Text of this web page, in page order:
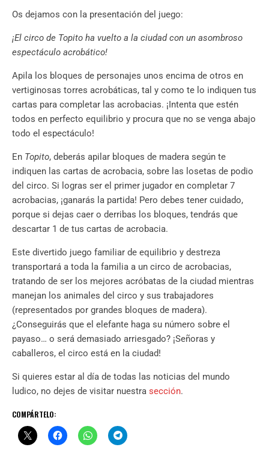
Os dejamos con la presentación del juego:
¡El circo de Topito ha vuelto a la ciudad con un asombroso
espectáculo acrobático!
Apila los bloques de personajes unos encima de otros en
vertiginosas torres acrobáticas, tal y como te lo indiquen tus
cartas para completar las acrobacias. ¡Intenta que estén
todos en perfecto equilibrio y procura que no se venga abajo
todo el espectáculo!
En Topito, deberás apilar bloques de madera según te
indiquen las cartas de acrobacia, sobre las losetas de podio
del circo. Si logras ser el primer jugador en completar 7
acrobacias, ¡ganarás la partida! Pero debes tener cuidado,
porque si dejas caer o derribas los bloques, tendrás que
descartar 1 de tus cartas de acrobacia.
Este divertido juego familiar de equilibrio y destreza
transportará a toda la familia a un circo de acrobacias,
tratando de ser los mejores acróbatas de la ciudad mientras
manejan los animales del circo y sus trabajadores
(representados por grandes bloques de madera).
¿Conseguirás que el elefante haga su número sobre el
payaso… o será demasiado arriesgado? ¡Señoras y
caballeros, el circo está en la ciudad!
Si quieres estar al día de todas las noticias del mundo
ludico, no dejes de visitar nuestra sección.
COMPÁRTELO: